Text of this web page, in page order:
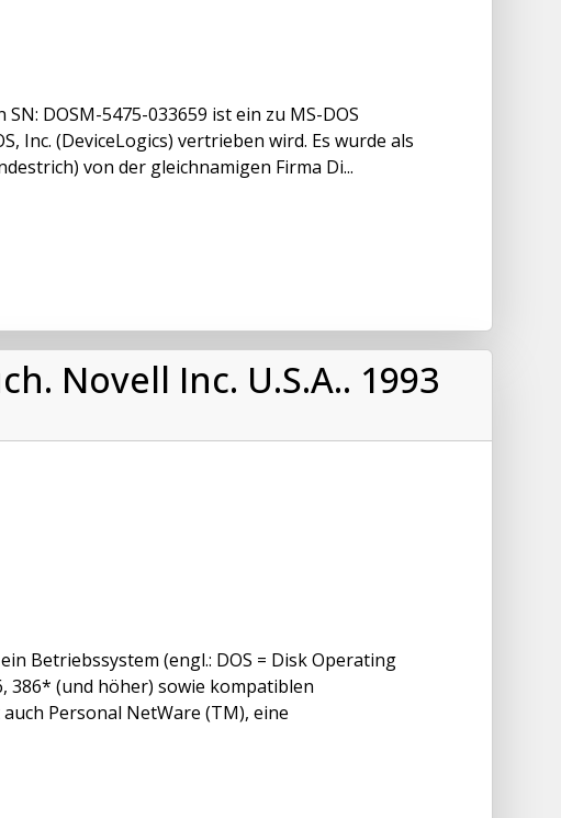
DOSM-5475-033659 ist ein zu MS-DOS
Inc. (DeviceLogics) vertrieben wird. Es wurde als
von der gleichnamigen Firma Di...
Novell Inc. U.S.A.. 1993
Betriebssystem (engl.: DOS = Disk Operating
386* (und höher) sowie kompatiblen
Personal NetWare (TM), eine